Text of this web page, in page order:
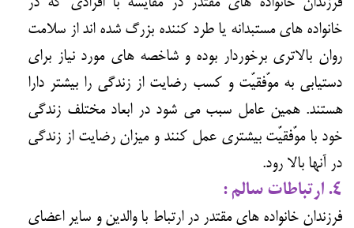
خانواده های مستبدانه یا طرد کننده بزرگ شده اند از سلامت
روان بالاتری برخوردار بوده و شاخصه های مورد نیاز برای
دستیابی به موّفقیّت و کسب رضایت از زندگی را بیشتر دارا
هستند. همین عامل سبب می شود در ابعاد مختلف زندگی
خود با موّفقیّت بیشتری عمل کنند و میزان رضایت از زندگی
در آنها بالا رود.
۴. ارتباطات سالم :
فرزندان خانواده های مقتدر در ارتباط با والدین و سایر اعضای